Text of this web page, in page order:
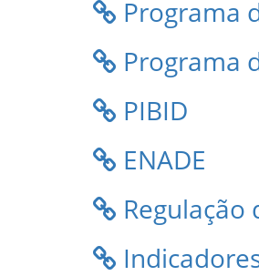
Programa
Programa
PIBID
ENADE
Regulação